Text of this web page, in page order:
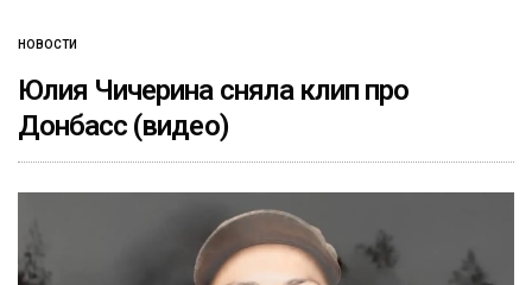
НОВОСТИ
Юлия Чичерина сняла клип про
Донбасс (видео)